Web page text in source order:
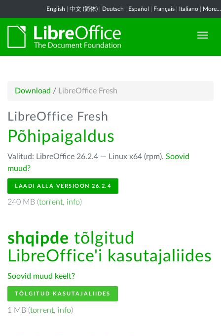
English 中文 (简体) Deutsch Español Français Italiano More...
Download / LibreOffice Fresh
LibreOffice Fresh
Põhipaigaldus
Valitud: LibreOffice 26.2.4 — Linux x64 (rpm). Soovid
muud?
LAADI ALLA VERSIOON 26.2.4
240 MB (torrent, info)
shqipde tõlgitud
LibreOffice'i kasutajaliides
Soovid muud keelt?
TÕLGITUD KASUTAJALIIDES
1 MB (torrent, info)